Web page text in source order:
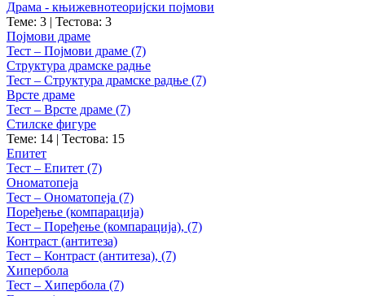
Драма - књижевнотеоријски појмови
Теме: 3 | Тестова: 3
Појмови драме
Тест – Појмови драме (7)
Структура драмске радње
Тест – Структура драмске радње (7)
Врсте драме
Тест – Врсте драме (7)
Стилске фигуре
Теме: 14 | Тестова: 15
Епитет
Тест – Епитет (7)
Ономатопеја
Тест – Ономатопеја (7)
Поређење (компарација)
Тест – Поређење (компарација), (7)
Контраст (антитеза)
Тест – Контраст (антитеза), (7)
Хипербола
Тест – Хипербола (7)